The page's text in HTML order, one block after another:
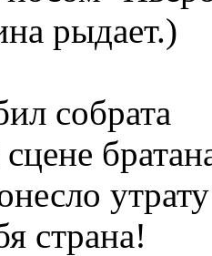
рыдает.)
собрата
страна!